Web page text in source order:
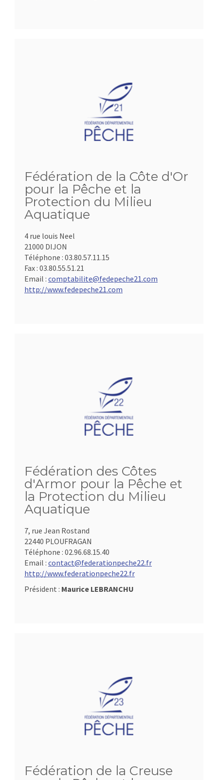
Fédération de la Côte d'Or
pour la Pêche et la
Protection du Milieu
Aquatique
4 rue louis Neel
21000 DIJON
Téléphone : 03.80.57.11.15
Fax : 03.80.55.51.21
Email : comptabilite@fedepeche21.com
http://www.fedepeche21.com
Fédération des Côtes
d'Armor pour la Pêche et
la Protection du Milieu
Aquatique
7, rue Jean Rostand
22440 PLOUFRAGAN
Téléphone : 02.96.68.15.40
Email : contact@federationpeche22.fr
http://www.federationpeche22.fr
Président : Maurice LEBRANCHU
Fédération de la Creuse